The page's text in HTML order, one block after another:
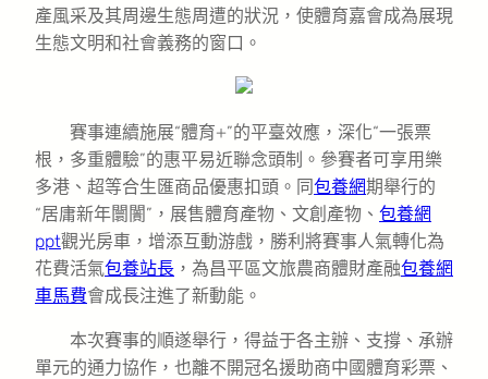
產風采及其周邊生態周遭的狀況，使體育嘉會成為展現
生態文明和社會義務的窗口。
賽事連續施展“體育+”的平臺效應，深化“一張票
根，多重體驗”的惠平易近聯念頭制。參賽者可享用樂
多港、超等合生匯商品優惠扣頭。同包養網期舉行的
“居庸新年闤闠”，展售體育產物、文創產物、 包養網
ppt觀光房車，增添互動游戲，勝利將賽事人氣轉化為
花費活氣包養站長 ，為昌平區文旅農商體財產融包養網
車馬費會成長注進了新動能。
本次賽事的順遂舉行，得益于各主辦、支撐、承辦
單元的通力協作，也離不開冠名援助商中國體育彩票、